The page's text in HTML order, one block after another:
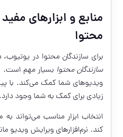
منابع و ابزارهای
محتوا
برای سازندگان محتوا در
سازندگان محتوا بسیار مهم است.
ویدیوهای شما کمک می‌کند. با
زیادی برای کمک به شما وجود دارد.
انتخاب ابزار مناسب می‌تواند